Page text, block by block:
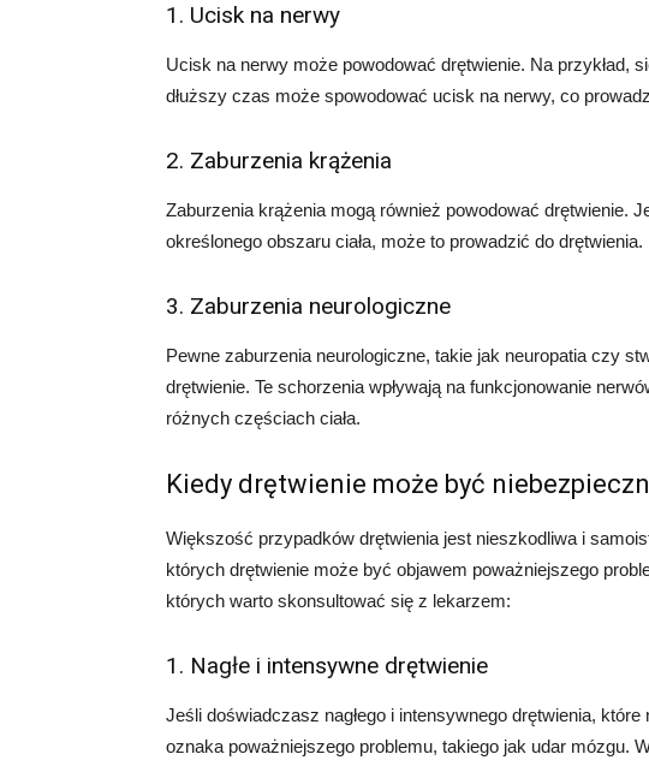
1. Ucisk na nerwy
Ucisk na nerwy może powodować drętwienie. Na przykład,
dłuższy czas może spowodować ucisk na nerwy, co
2. Zaburzenia krążenia
Zaburzenia krążenia mogą również powodować drętwienie.
określonego obszaru ciała, może to prowadzić do drętwienia.
3. Zaburzenia neurologiczne
Pewne zaburzenia neurologiczne, takie jak neuropatia czy
drętwienie. Te schorzenia wpływają na funkcjonowanie
różnych częściach ciała.
Kiedy drętwienie może być
Większość przypadków drętwienia jest nieszkodliwa i
których drętwienie może być objawem poważniejszego
których warto skonsultować się z lekarzem:
1. Nagłe i intensywne drętwienie
Jeśli doświadczasz nagłego i intensywnego drętwienia,
oznaka poważniejszego problemu, takiego jak udar mózgu.